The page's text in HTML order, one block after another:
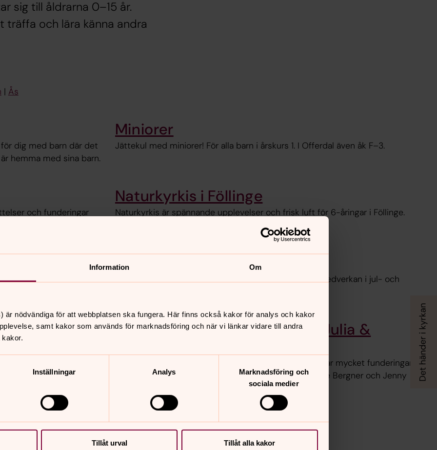
Information Om
är nödvändiga för att webbplatsen ska fungera. Här finns också kakor för analys och kakor
samt kakor som används för marknadsföring och när vi länkar vidare till andra
Inställningar Analys
Marknadsföring och
sociala medier
Tillåt urval Tillåt alla kakor
sig till åldrarna 0–15 år.
träffa och lära känna andra
| Ås
dig med barn där det
hemma med sina barn.
Miniorer
Jättekul med miniorer! För alla barn i årskurs 1. I Offerdal även åk F–3.
och funderingar
Naturkyrkis i Föllinge
Naturkyrkis är spännande upplevelser och frisk luft för 6-åringar i Föllinge.
lika mycket om
Skolkontakter
Kring kyrkoårets högtider vill vi erbjuda skolorna vår medverkan i jul- och
Barnandakter med dockorna Julia &
Möt de charmiga dockorna Julia och Alexander som har mycket funderingar
mellan himmel och jord. Bakom dockorna hittar du Lise Bergner och Jenny
Aronsson som har lekt fram våra barnandakter.